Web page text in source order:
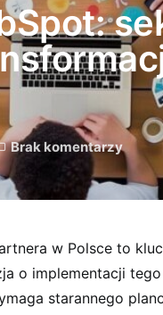
Brak komentarzy
w Polsce to
o implementacji
starannego